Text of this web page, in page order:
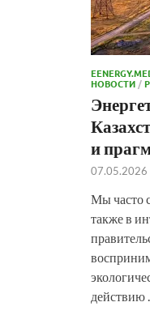
НОВОСТИ /
и
07.05.2026
Мы часто
также в
действию …